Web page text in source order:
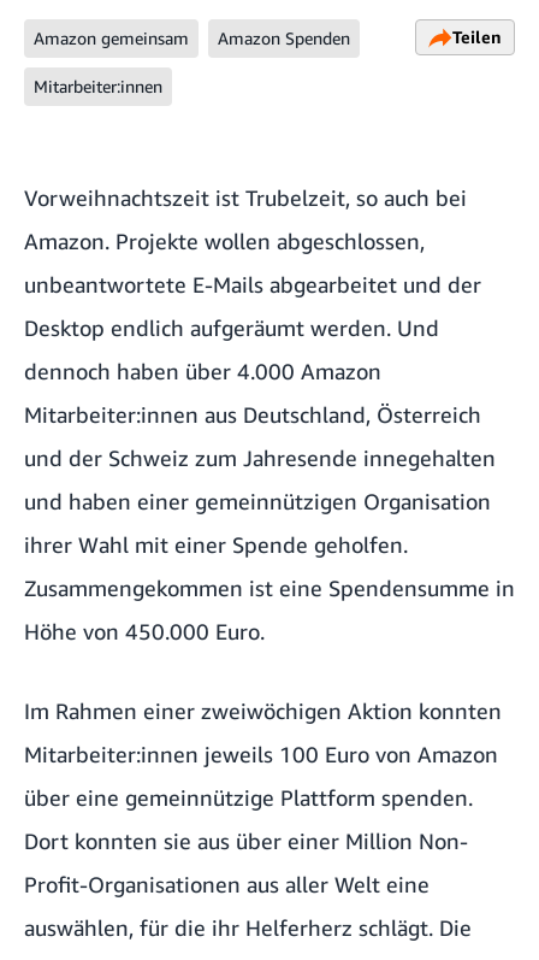
Amazon gemeinsam Amazon Spenden
Mitarbeiter:innen
Teilen
Vorweihnachtszeit ist Trubelzeit, so auch bei
Amazon. Projekte wollen abgeschlossen,
unbeantwortete E-Mails abgearbeitet und der
Desktop endlich aufgeräumt werden. Und
dennoch haben über 4.000 Amazon
Mitarbeiter:innen aus Deutschland, Österreich
und der Schweiz zum Jahresende innegehalten
und haben einer gemeinnützigen Organisation
ihrer Wahl mit einer Spende geholfen.
Zusammengekommen ist eine Spendensumme in
Höhe von 450.000 Euro.
Im Rahmen einer zweiwöchigen Aktion konnten
Mitarbeiter:innen jeweils 100 Euro von Amazon
über eine gemeinnützige Plattform spenden.
Dort konnten sie aus über einer Million Non-
Profit-Organisationen aus aller Welt eine
auswählen, für die ihr Helferherz schlägt. Die